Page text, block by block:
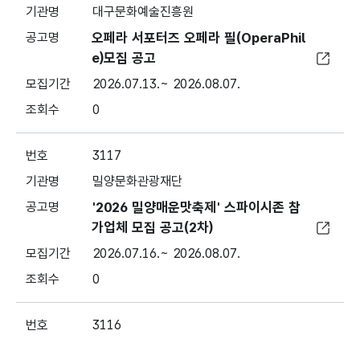
대구문화예술진흥원
오페라 서포터즈 오페라 필(OperaPhil
e)모집 공고
2026.07.13.~ 2026.08.07.
0
3117
밀양문화관광재단
'2026 밀양매운맛축제' 스파이시존 참
가업체 모집 공고(2차)
2026.07.16.~ 2026.08.07.
0
3116